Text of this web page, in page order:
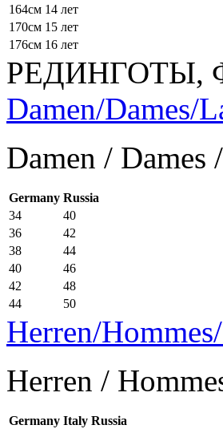
164см 14 лет
170см 15 лет
176см 16 лет
РЕДИНГОТЫ,
Damen/
Damen /
Germany Russia
34
40
36
42
38
44
40
46
42
48
44
50
Herren/
Herren /
Germany Italy Russia